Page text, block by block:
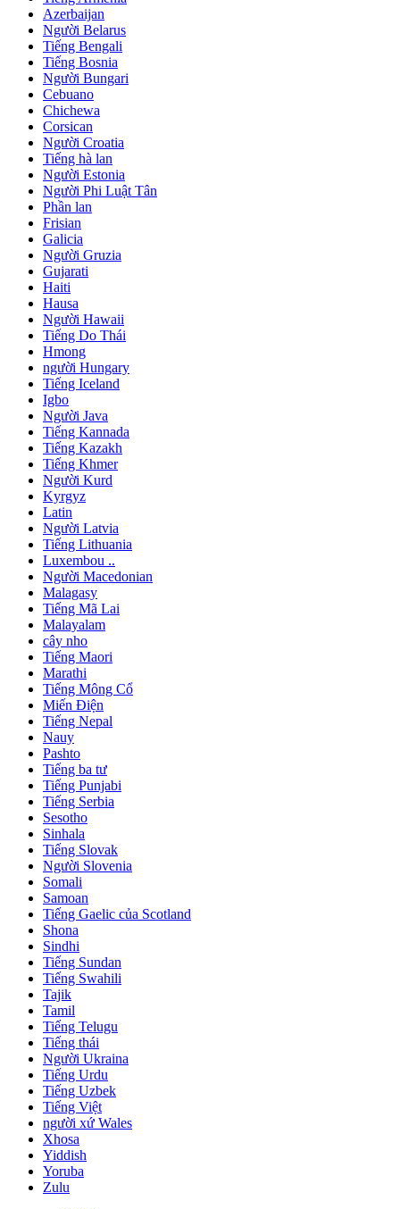
Azerbaijan
Người Belarus
Tiếng Bengali
Tiếng Bosnia
Người Bungari
Cebuano
Chichewa
Corsican
Người Croatia
Tiếng hà lan
Người Estonia
Người Phi Luật Tân
Phần lan
Frisian
Galicia
Người Gruzia
Gujarati
Haiti
Hausa
Người Hawaii
Tiếng Do Thái
Hmong
người Hungary
Tiếng Iceland
Igbo
Người Java
Tiếng Kannada
Tiếng Kazakh
Tiếng Khmer
Người Kurd
Kyrgyz
Latin
Người Latvia
Tiếng Lithuania
Luxembou ..
Người Macedonian
Malagasy
Tiếng Mã Lai
Malayalam
cây nho
Tiếng Maori
Marathi
Tiếng Mông Cổ
Miến Điện
Tiếng Nepal
Nauy
Pashto
Tiếng ba tư
Tiếng Punjabi
Tiếng Serbia
Sesotho
Sinhala
Tiếng Slovak
Người Slovenia
Somali
Samoan
Tiếng Gaelic của Scotland
Shona
Sindhi
Tiếng Sundan
Tiếng Swahili
Tajik
Tamil
Tiếng Telugu
Tiếng thái
Người Ukraina
Tiếng Urdu
Tiếng Uzbek
Tiếng Việt
người xứ Wales
Xhosa
Yiddish
Yoruba
Zulu